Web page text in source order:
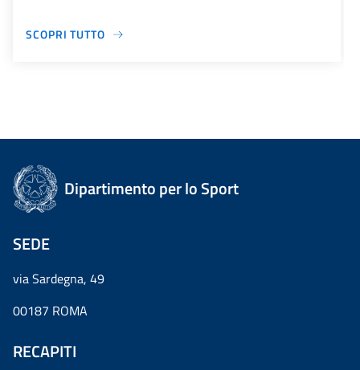
SCOPRI TUTTO
Dipartimento per lo Sport
SEDE
via Sardegna, 49
00187 ROMA
RECAPITI